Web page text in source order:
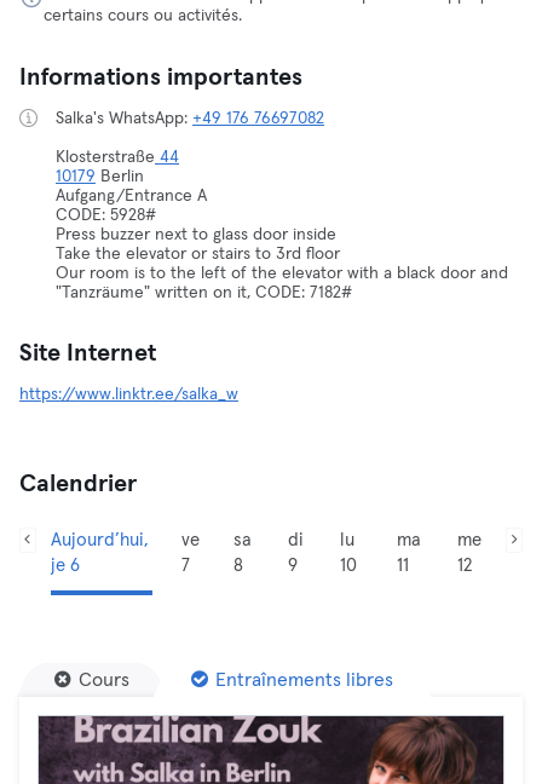
certains cours ou activités.
Informations importantes
Salka's WhatsApp: +49 176 76697082
Klosterstraße 44
10179 Berlin
Aufgang/Entrance A
CODE: 5928#
Press buzzer next to glass door inside
Take the elevator or stairs to 3rd floor
Our room is to the left of the elevator with a black door and
"Tanzräume" written on it, CODE: 7182#
Site Internet
https://www.linktr.ee/salka_w
Calendrier
Aujourd’hui,
je 6
ve
7
sa
8
di
9
lu
10
ma
11
me
12
Cours Entraînements libres